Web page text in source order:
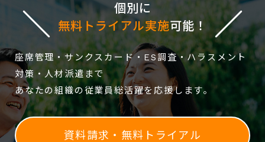
個別に
無料トライアル実施可能！
座席管理・サンクスカード・ES調査・ハラスメント
対策・人材派遣まで
あなたの組織の従業員総活躍を応援します。
資料請求・無料トライアル